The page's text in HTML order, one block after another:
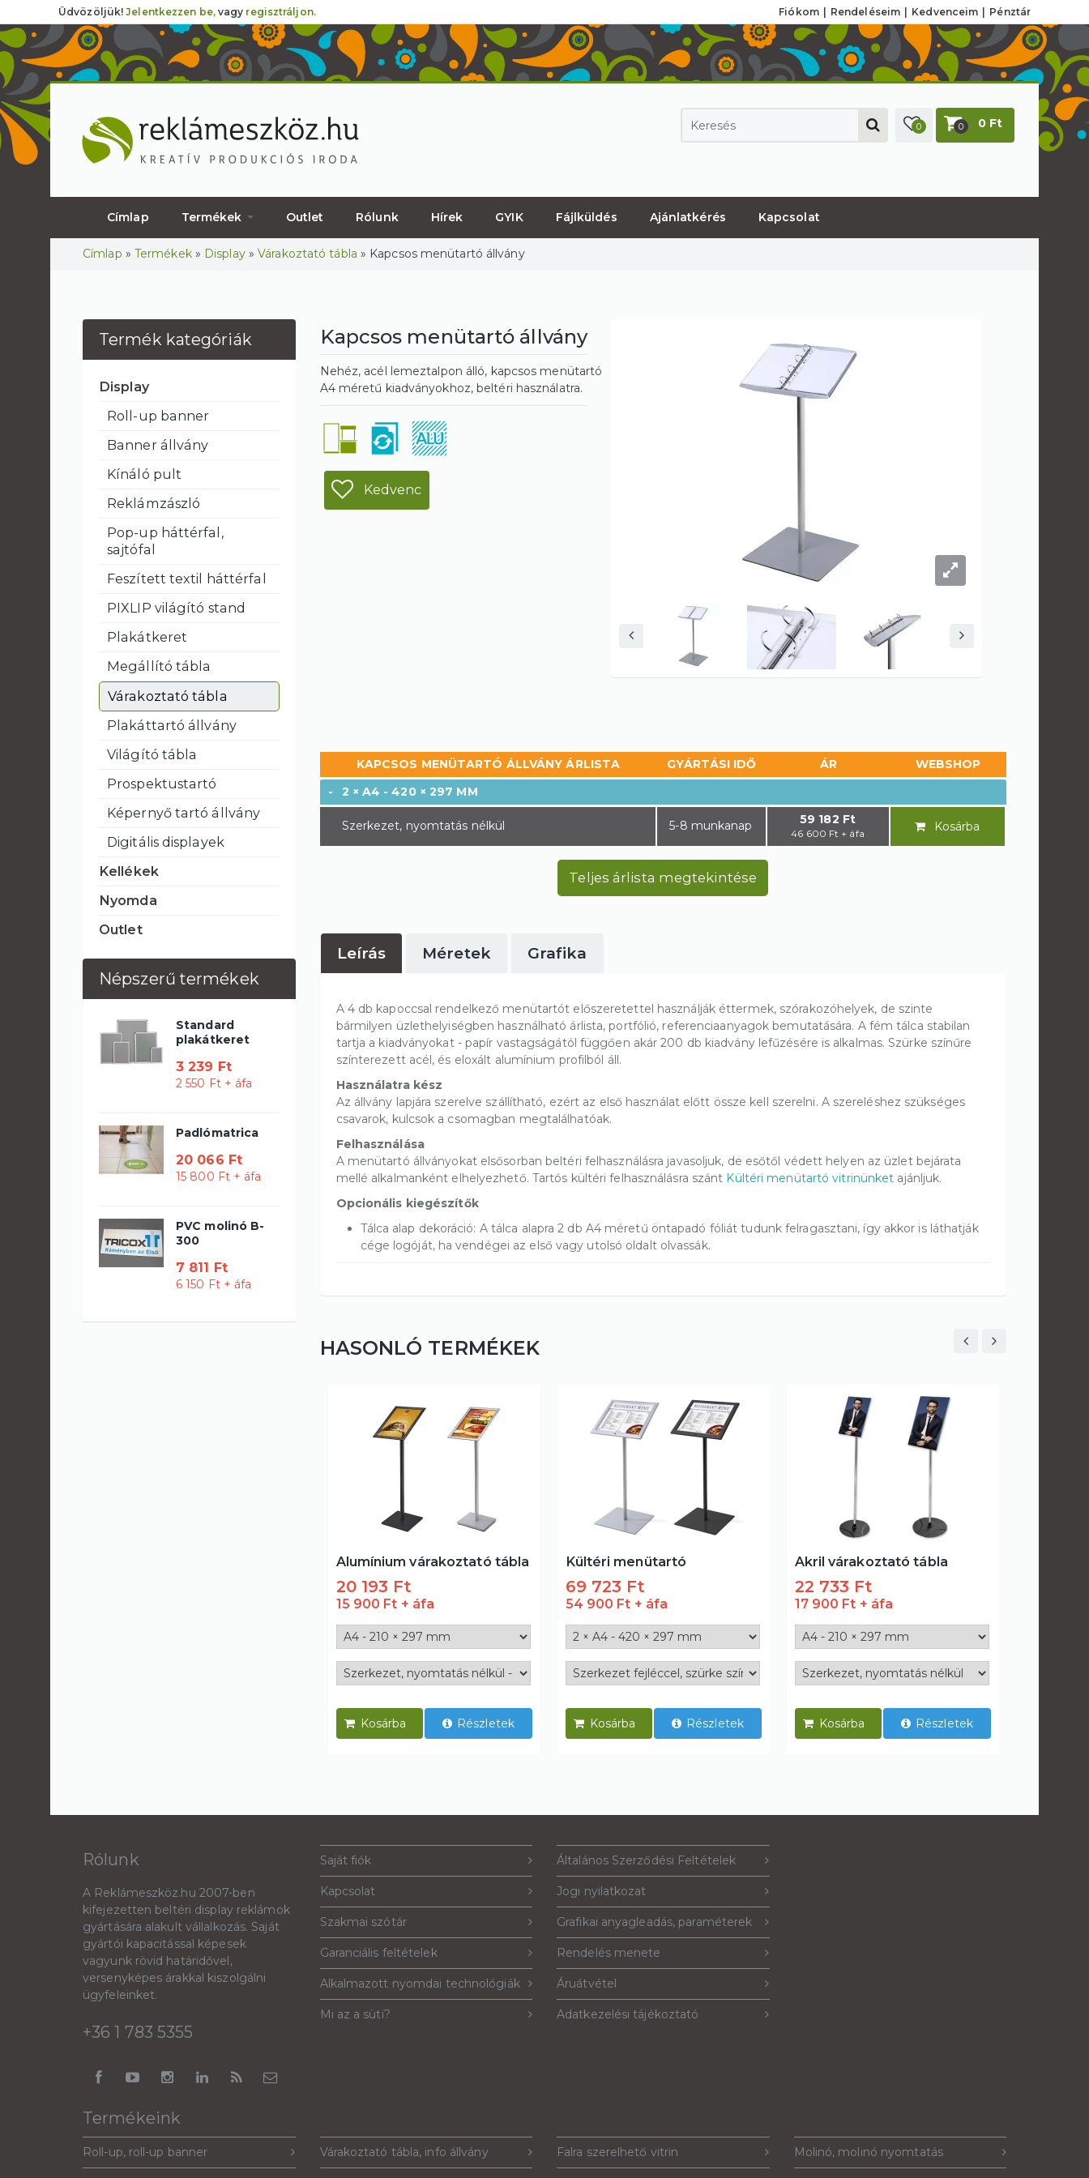
Üdvözöljük!Jelentkezzen be,vagy regisztráljon. Fiókom Rendeléseim Kedvenceim Pénztár
0 0 0 Ft
Címlap Termékek Outlet Rólunk Hírek GYIK Fájlküldés Ajánlatkérés Kapcsolat
Jelenlegi hely
Címlap » Termékek » Display » Várakoztató tábla » Kapcsos menütartó állvány
Termék kategóriák
Display
Roll-up banner
Banner állvány
Kínáló pult
Reklámzászló
Pop-up háttérfal,
sajtófal
Feszített textil háttérfal
PIXLIP világító stand
Plakátkeret
Megállító tábla
Várakoztató tábla
Plakáttartó állvány
Világító tábla
Prospektustartó
Képernyő tartó állvány
Digitális displayek
Kellékek
Nyomda
Outlet
Népszerű termékek
Standard
plakátkeret
3 239 Ft
2 550 Ft + áfa
Padlómatrica
20 066 Ft
15 800 Ft + áfa
PVC molinó B-
300
7 811 Ft
6 150 Ft + áfa
Kapcsos menütartó állvány
Nehéz, acél lemeztalpon álló, kapcsos menütartó
A4 méretű kiadványokhoz, beltéri használatra.
Kedvenc
KAPCSOS MENÜTARTÓ ÁLLVÁNY ÁRLISTA GYÁRTÁSI IDŐ ÁR
WEBSHOP
2 × A4 - 420 × 297 MM
-
Szerkezet, nyomtatás nélkül 5-8 munkanap 59 182 Ft
46 600 Ft + áfa
Teljes árlista megtekintése
Leírás Méretek Grafika
A 4 db kapoccsal rendelkező menütartót előszeretettel használják éttermek, szórakozóhelyek, de szinte
bármilyen üzlethelyiségben használható árlista, portfólió, referenciaanyagok bemutatására. A fém tálca stabilan
tartja a kiadványokat - papír vastagságától függően akár 200 db kiadvány lefűzésére is alkalmas. Szürke színűre
színterezett acél, és eloxált alumínium profilból áll.
Használatra kész
Az állvány lapjára szerelve szállítható, ezért az első használat előtt össze kell szerelni. A szereléshez szükséges
csavarok, kulcsok a csomagban megtalálhatóak.
Felhasználása
A menütartó állványokat elsősorban beltéri felhasználásra javasoljuk, de esőtől védett helyen az üzlet bejárata
mellé alkalmanként elhelyezhető. Tartós kültéri felhasználásra szánt Kültéri menütartó vitrinünket ajánljuk.
Opcionális kiegészítők
Tálca alap dekoráció: A tálca alapra 2 db A4 méretű öntapadó fóliát tudunk felragasztani, így akkor is láthatják
cége logóját, ha vendégei az első vagy utolsó oldalt olvassák.
HASONLÓ TERMÉKEK
Alumínium várakoztató tábla
20 193 Ft
15 900 Ft
Részletek
Kültéri menütartó
69 723 Ft
54 900 Ft
Részletek
Akril várakoztató tábla
22 733 Ft
17 900 Ft
Részletek
Rólunk
A Reklámeszköz.hu 2007-ben
kifejezetten beltéri display reklámok
gyártására alakult vállalkozás. Saját
gyártói kapacitással képesek
vagyunk rövid határidővel,
versenyképes árakkal kiszolgálni
ügyfeleinket.
+36 1 783 5355
Saját fiók
Kapcsolat
Szakmai szótár
Garanciális feltételek
Alkalmazott nyomdai technológiák
Mi az a süti?
Általános Szerződési Feltételek
Jogi nyilatkozat
Grafikai anyagleadás, paraméterek
Rendelés menete
Áruátvétel
Adatkezelési tájékoztató
Termékeink
Roll-up, roll-up banner Várakoztató tábla, info állvány Falra szerelhető vitrin Molinó, molinó nyomtatás